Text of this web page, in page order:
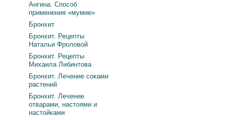
Ангина. Способ
применения «мумие»
Бронхит
Бронхит. Рецепты
Натальи Фроловой
Бронхит. Рецепты
Михаила Либинтова
Бронхит. Лечение соками
растений
Бронхит. Лечение
отварами, настоями и
настойками